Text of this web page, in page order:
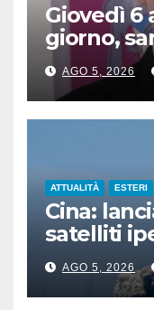
Giovedì 6
giorno,
famosi,
AGO 5, 2026
ATTUALITÀ ESTERI
Cina:
satelliti
Shandong
AGO 5, 2026